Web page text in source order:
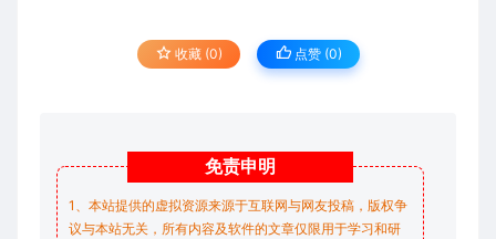
收藏 (0) 点赞 (0)
免责申明
1、本站提供的虚拟资源来源于互联网与网友投稿，版权争
议与本站无关，所有内容及软件的文章仅限用于学习和研